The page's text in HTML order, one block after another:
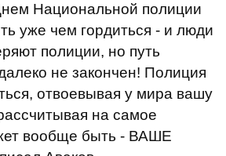
Национальной полиции
уже чем гордиться - и люди
полиции, но путь
не закончен! Полиция
отвоевывая у мира вашу
на самое
вообще быть - ВАШЕ